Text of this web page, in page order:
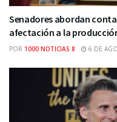
Senadores abordan
afectación a la
POR 1000 NOTICIAS 8 6 DE